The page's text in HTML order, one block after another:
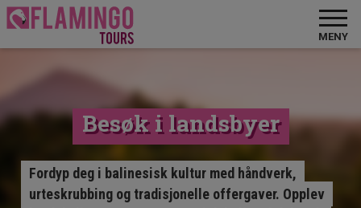
MENY
Besøk i landsbyer
Fordyp deg i balinesisk kultur med håndverk,
urteskrubbing og tradisjonelle offergaver. Opplev